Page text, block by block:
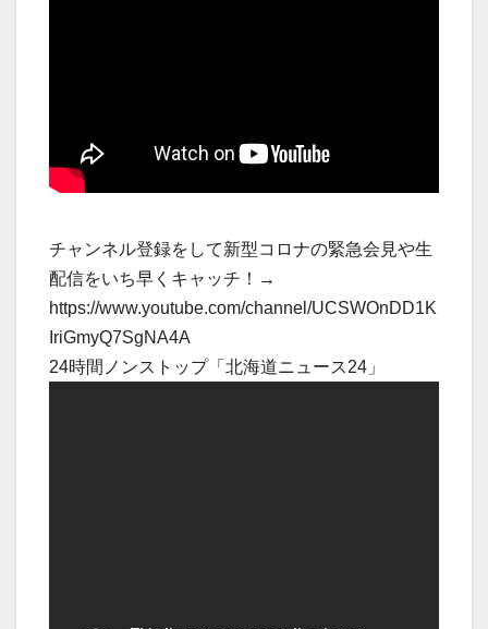
チャンネル登録をして新型コロナの緊急会見や生
配信をいち早くキャッチ！→
https://www.youtube.com/channel/UCSWOnDD1K
IriGmyQ7SgNA4A
24時間ノンストップ「北海道ニュース24」